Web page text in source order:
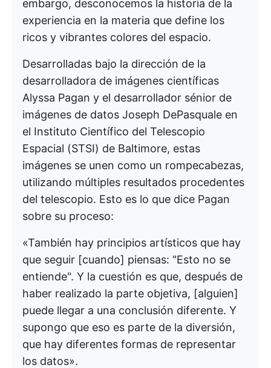
embargo, desconocemos la historia de la
experiencia en la materia que define los
ricos y vibrantes colores del espacio.
Desarrolladas bajo la dirección de la
desarrolladora de imágenes científicas
Alyssa Pagan y el desarrollador sénior de
imágenes de datos Joseph DePasquale en
el Instituto Científico del Telescopio
Espacial (STSI) de Baltimore, estas
imágenes se unen como un rompecabezas,
utilizando múltiples resultados procedentes
del telescopio. Esto es lo que dice Pagan
sobre su proceso:
«También hay principios artísticos que hay
que seguir [cuando] piensas: "Esto no se
entiende". Y la cuestión es que, después de
haber realizado la parte objetiva, [alguien]
puede llegar a una conclusión diferente. Y
supongo que eso es parte de la diversión,
que hay diferentes formas de representar
los datos».